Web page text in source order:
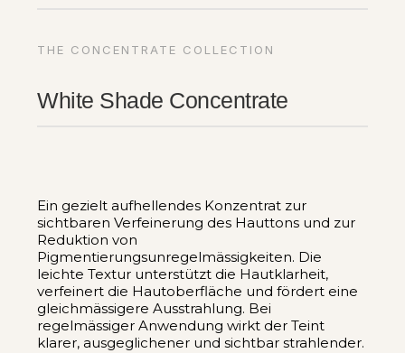
THE CONCENTRATE COLLECTION
White Shade Concentrate
Ein gezielt aufhellendes Konzentrat zur
sichtbaren Verfeinerung des Hauttons und zur
Reduktion von
Pigmentierungsunregelmässigkeiten. Die
leichte Textur unterstützt die Hautklarheit,
verfeinert die Hautoberfläche und fördert eine
gleichmässigere Ausstrahlung. Bei
regelmässiger Anwendung wirkt der Teint
klarer, ausgeglichener und sichtbar strahlender.